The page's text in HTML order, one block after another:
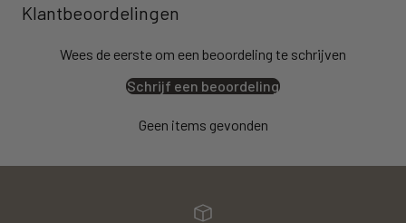
Klantbeoordelingen
Wees de eerste om een beoordeling te schrijven
Schrijf een beoordeling
Geen items gevonden